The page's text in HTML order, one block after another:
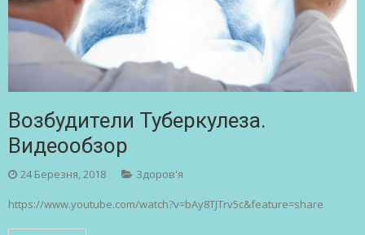
Возбудители Туберкулеза.
Видеообзор
24 Березня, 2018 Здоров'я
https://www.youtube.com/watch?v=bAy8TJTrv5c&feature=share